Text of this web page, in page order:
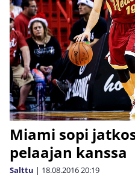
Miami sopi
pelaajan kanssa
Salttu | 18.08.201620:19